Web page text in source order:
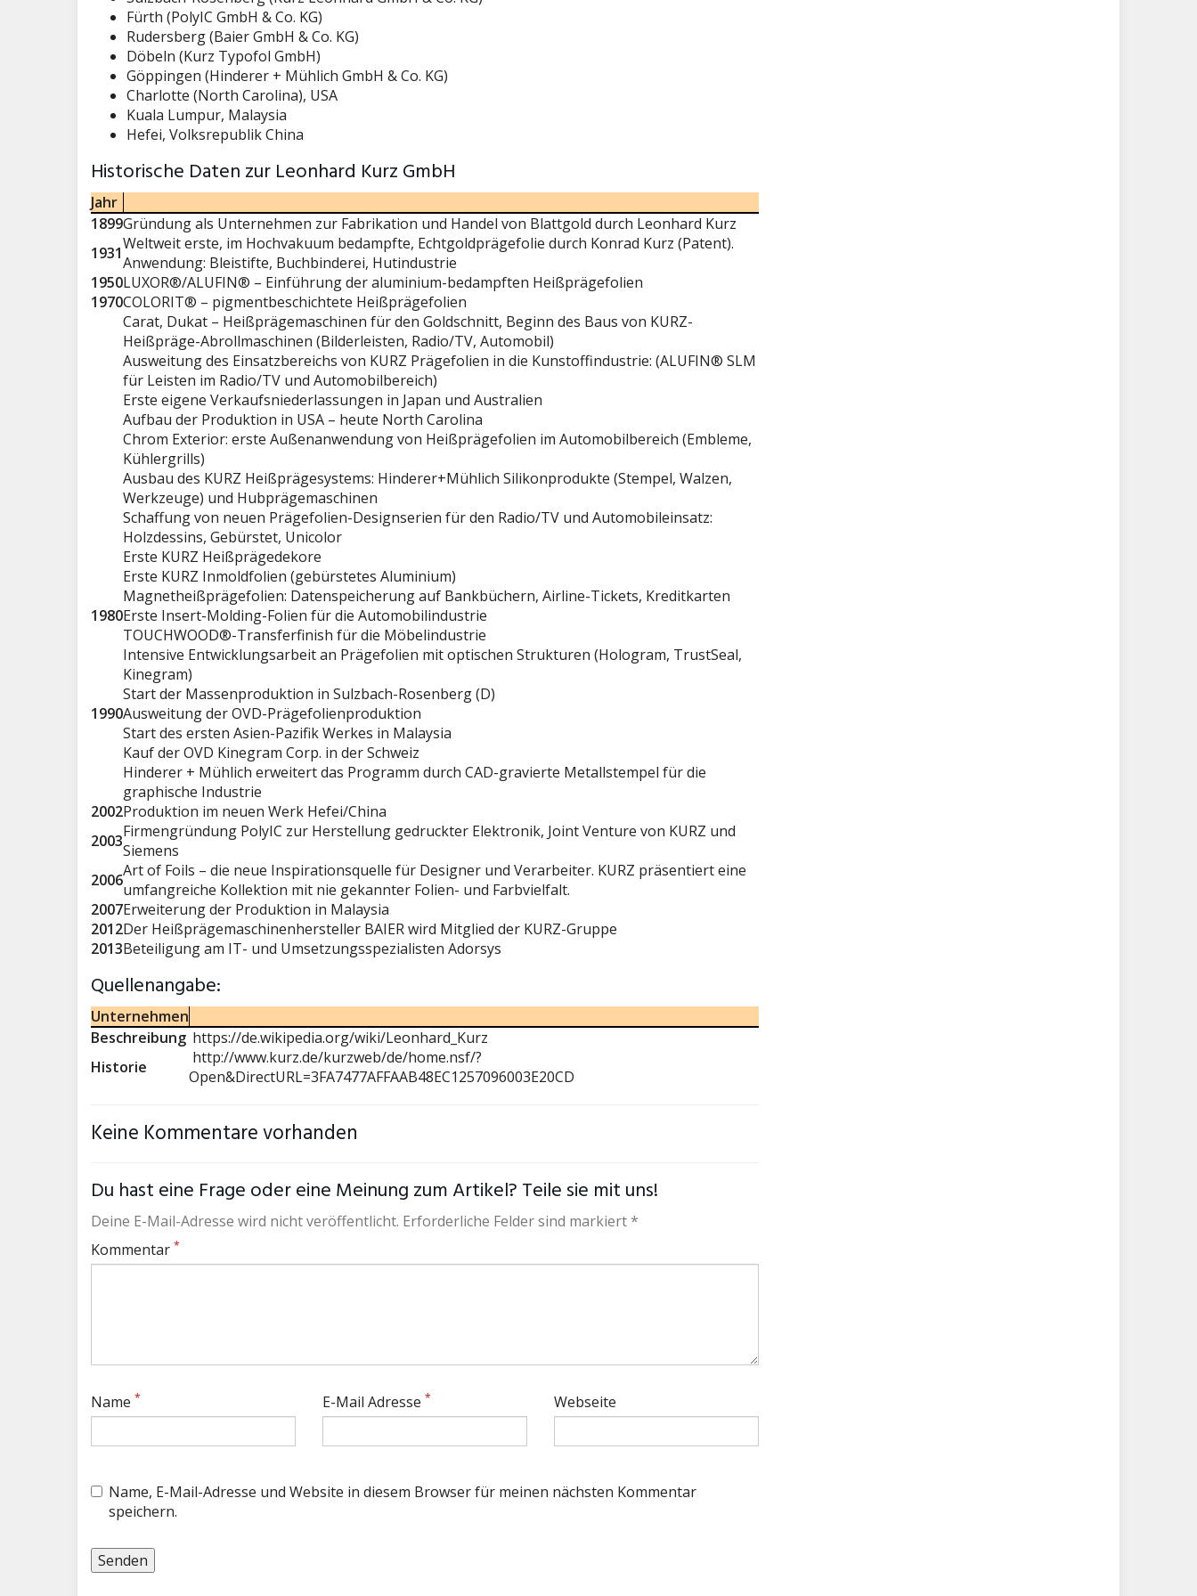
Fürth (PolyIC GmbH & Co. KG)
Rudersberg (Baier GmbH & Co. KG)
Döbeln (Kurz Typofol GmbH)
Göppingen (Hinderer + Mühlich GmbH & Co. KG)
Charlotte (North Carolina), USA
Kuala Lumpur, Malaysia
Hefei, Volksrepublik China
Historische Daten zur Leonhard Kurz GmbH
Jahr
1899Gründung als Unternehmen zur Fabrikation und Handel von Blattgold durch Leonhard Kurz
1931Weltweit erste, im Hochvakuum bedampfte, Echtgoldprägefolie durch Konrad Kurz (Patent).
Anwendung: Bleistifte, Buchbinderei, Hutindustrie
1950LUXOR®/ALUFIN® – Einführung der aluminium-bedampften Heißprägefolien
1970COLORIT® – pigmentbeschichtete Heißprägefolien
Carat, Dukat – Heißprägemaschinen für den Goldschnitt, Beginn des Baus von KURZ-
Heißpräge-Abrollmaschinen (Bilderleisten, Radio/TV, Automobil)
Ausweitung des Einsatzbereichs von KURZ Prägefolien in die Kunstoffindustrie: (ALUFIN® SLM
für Leisten im Radio/TV und Automobilbereich)
Erste eigene Verkaufsniederlassungen in Japan und Australien
Aufbau der Produktion in USA – heute North Carolina
Chrom Exterior: erste Außenanwendung von Heißprägefolien im Automobilbereich (Embleme,
Kühlergrills)
Ausbau des KURZ Heißprägesystems: Hinderer+Mühlich Silikonprodukte (Stempel, Walzen,
Werkzeuge) und Hubprägemaschinen
Schaffung von neuen Prägefolien-Designserien für den Radio/TV und Automobileinsatz:
Holzdessins, Gebürstet, Unicolor
Erste KURZ Heißprägedekore
Erste KURZ Inmoldfolien (gebürstetes Aluminium)
Magnetheißprägefolien: Datenspeicherung auf Bankbüchern, Airline-Tickets, Kreditkarten
1980Erste Insert-Molding-Folien für die Automobilindustrie
TOUCHWOOD®-Transferfinish für die Möbelindustrie
Intensive Entwicklungsarbeit an Prägefolien mit optischen Strukturen (Hologram, TrustSeal,
Kinegram)
Start der Massenproduktion in Sulzbach-Rosenberg (D)
1990Ausweitung der OVD-Prägefolienproduktion
Start des ersten Asien-Pazifik Werkes in Malaysia
Kauf der OVD Kinegram Corp. in der Schweiz
Hinderer + Mühlich erweitert das Programm durch CAD-gravierte Metallstempel für die
graphische Industrie
2002Produktion im neuen Werk Hefei/China
2003Firmengründung PolyIC zur Herstellung gedruckter Elektronik, Joint Venture von KURZ und
Siemens
2006Art of Foils – die neue Inspirationsquelle für Designer und Verarbeiter. KURZ präsentiert eine
umfangreiche Kollektion mit nie gekannter Folien- und Farbvielfalt.
2007Erweiterung der Produktion in Malaysia
2012Der Heißprägemaschinenhersteller BAIER wird Mitglied der KURZ-Gruppe
2013Beteiligung am IT- und Umsetzungsspezialisten Adorsys
Quellenangabe:
Unternehmen
Beschreibung https://de.wikipedia.org/wiki/Leonhard_Kurz
Historie
http://www.kurz.de/kurzweb/de/home.nsf/?
Open&DirectURL=3FA7477AFFAAB48EC1257096003E20CD
Keine Kommentare vorhanden
Du hast eine Frage oder eine Meinung zum Artikel? Teile sie mit uns!
Deine E-Mail-Adresse wird nicht veröffentlicht. Erforderliche Felder sind markiert *
Kommentar *
Name * E-Mail Adresse * Webseite
Name, E-Mail-Adresse und Website in diesem Browser für meinen nächsten Kommentar
speichern.